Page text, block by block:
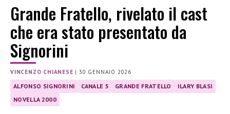
Grande Fratello, rivelato il cast
che era stato presentato da
Signorini
VINCENZO CHIANESE |30 GENNAIO 2026
ALFONSO SIGNORINI CANALE 5 GRANDE FRATELLO
ILARY BLASI
NOVELLA 2000